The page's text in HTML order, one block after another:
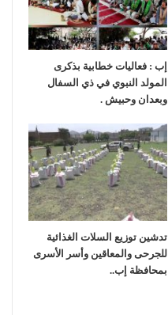
إب : فعاليات خطابية بذكرى
المولد النبوي في ذي السفال
وبعدان وحبيش .
تدشين توزيع السلات الغذائية
للجرحى والمعاقين وأسر الأسرى
بمحافظة إب..